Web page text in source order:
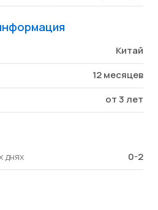
Китай
12 месяцев
от 3 лет
днях 0-2